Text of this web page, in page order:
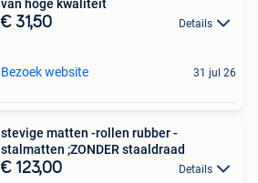
van hoge kwaliteit
€ 31,50 Details
Bezoek website 31 jul 26
stevige matten -rollen rubber -
stalmatten ;ZONDER staaldraad
€ 123,00 Details